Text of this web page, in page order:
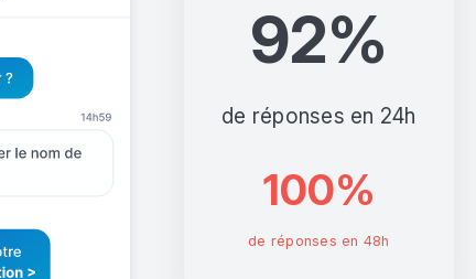
92%
de réponses en 24h
100%
de réponses en 48h